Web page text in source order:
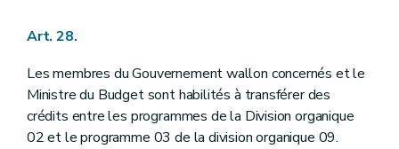
Art. 28.
Les membres du Gouvernement wallon concernés et le
Ministre du Budget sont habilités à transférer des
crédits entre les programmes de la Division organique
02 et le programme 03 de la division organique 09.